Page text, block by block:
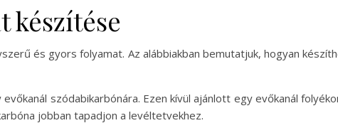
készítése
és gyors folyamat. Az alábbiakban bemutatjuk, hogyan
szódabikarbónára. Ezen kívül ajánlott egy evőkanál
jobban tapadjon a levéltetvekhez.